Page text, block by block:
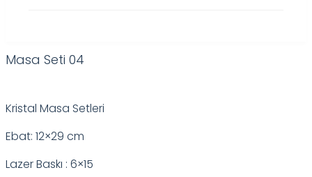
Masa Seti 04
Kristal Masa Setleri
Ebat: 12×29 cm
Lazer Baskı : 6×15